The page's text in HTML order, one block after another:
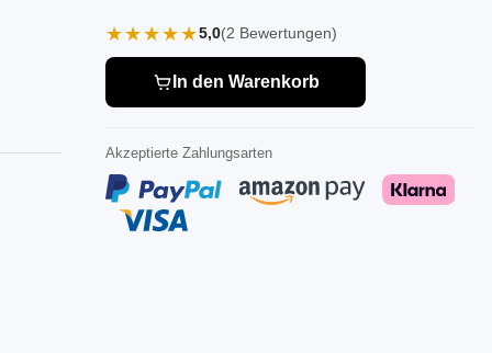
★★★★★5,0(2 Bewertungen)
In den Warenkorb
Akzeptierte Zahlungsarten